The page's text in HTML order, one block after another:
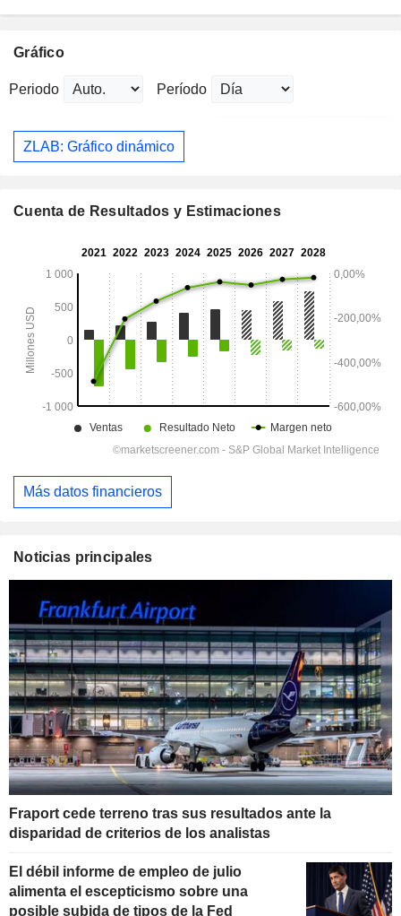
Gráfico
Periodo Período
ZLAB: Gráfico dinámico
Cuenta de Resultados y Estimaciones
Más datos financieros
Noticias principales
Fraport cede terreno tras sus resultados ante la
disparidad de criterios de los analistas
El débil informe de empleo de julio
alimenta el escepticismo sobre una
posible subida de tipos de la Fed